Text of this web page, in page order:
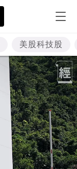
美股科技股